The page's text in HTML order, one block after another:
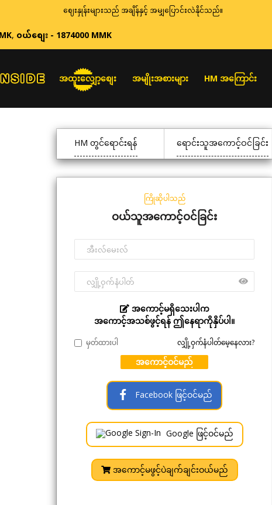
ဈေးနှုန်းများသည် အချိန်နှင့် အမျှပြောင်းလဲနိုင်သည်။
,ဝယ်စျေး - 1874000 MMK
အထူးလျှော့စျေး အမျိုးအစားများ HM အကြောင်း
HM တွင်ရောင်းရန် ရောင်းသူအကောင့်ဝင်ခြင်း
ကြိုဆိုပါသည်
ဝယ်သူအကောင့်ဝင်ခြင်း
အကောင့်မရှိသေးပါက
အကောင့်အသစ်ဖွင့်ရန် ဤနေရာကိုနှိပ်ပါ။
မှတ်ထားပါ လျှို့ဝှက်နံပါတ်မေ့နေလား?
အကောင့်ဝင်မည်
Facebook ဖြင့်ဝင်မည်
Google ဖြင့်ဝင်မည်
အကောင့်မဖွင့်ပဲချက်ချင်းဝယ်မည်